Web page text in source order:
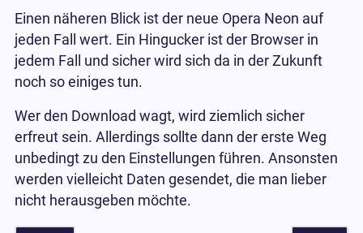
Einen näheren Blick ist der neue Opera Neon auf
jeden Fall wert. Ein Hingucker ist der Browser in
jedem Fall und sicher wird sich da in der Zukunft
noch so einiges tun.
Wer den Download wagt, wird ziemlich sicher
erfreut sein. Allerdings sollte dann der erste Weg
unbedingt zu den Einstellungen führen. Ansonsten
werden vielleicht Daten gesendet, die man lieber
nicht herausgeben möchte.